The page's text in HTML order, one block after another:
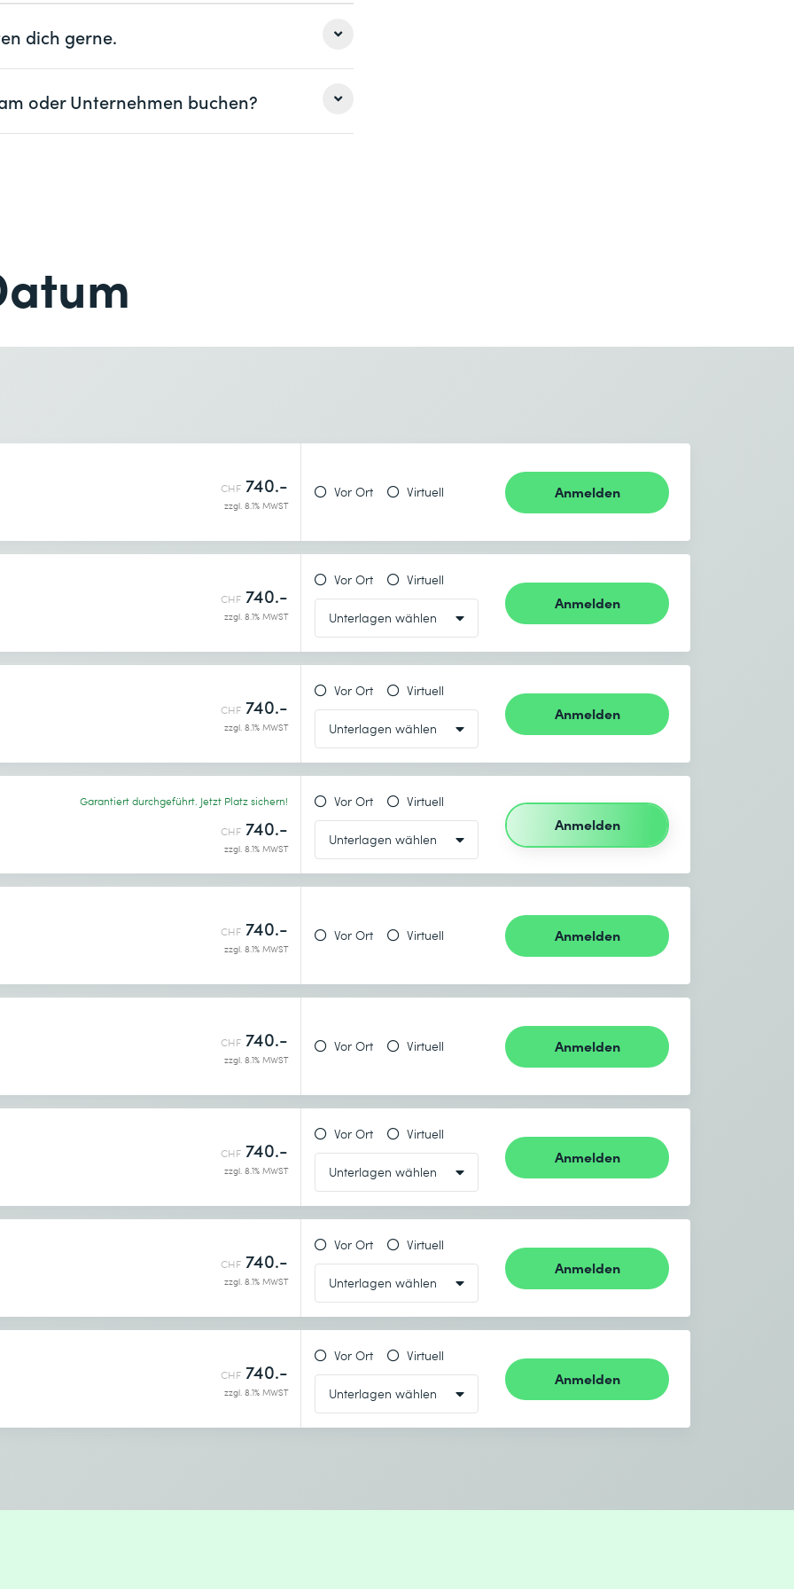
dich gerne.
Nachname *
oder Unternehmen buchen?
Telefon *
CHF 740.-
zzgl. 8.1% MWST
Vor Ort Virtuell Anmelden
CHF 740.-
zzgl. 8.1% MWST
Vor Ort Virtuell
Anmelden
CHF 740.-
zzgl. 8.1% MWST
Vor Ort Virtuell
Anmelden
Garantiert durchgeführt. Jetzt Platz sichern!
CHF 740.-
zzgl. 8.1% MWST
Vor Ort Virtuell
Anmelden
CHF 740.-
zzgl. 8.1% MWST
Vor Ort Virtuell Anmelden
CHF 740.-
zzgl. 8.1% MWST
Vor Ort Virtuell Anmelden
CHF 740.-
zzgl. 8.1% MWST
Vor Ort Virtuell
Anmelden
CHF 740.-
zzgl. 8.1% MWST
Vor Ort Virtuell
Anmelden
CHF 740.-
zzgl. 8.1% MWST
Vor Ort Virtuell
Anmelden